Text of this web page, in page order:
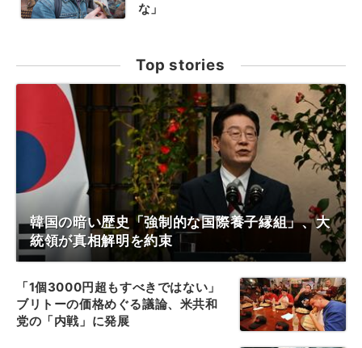
な」
Top stories
韓国の暗い歴史「強制的な国際養子縁組」、大
統領が真相解明を約束
「1個3000円超もすべきではない」
ブリトーの価格めぐる議論、米共和
党の「内戦」に発展